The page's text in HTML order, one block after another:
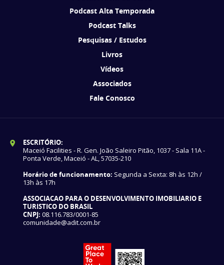
Podcast Alta Temporada
Podcast Talks
Pesquisas / Estudos
Livros
Vídeos
Associados
Fale Conosco
ESCRITÓRIO:
Maceió Facilities - R. Gen. João Saleiro Pitão, 1037 - Sala 11A -
Ponta Verde, Maceió - AL, 57035-210
Horário de funcionamento: Segunda a Sexta: 8h às 12h /
13h às 17h
ASSOCIACAO PARA O DESENVOLVIMENTO IMOBILIARIO E
TURISTICO DO BRASIL
CNPJ: 08.116.783/0001-85
comunidade@adit.com.br